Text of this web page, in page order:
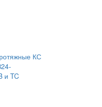
КС
и TC